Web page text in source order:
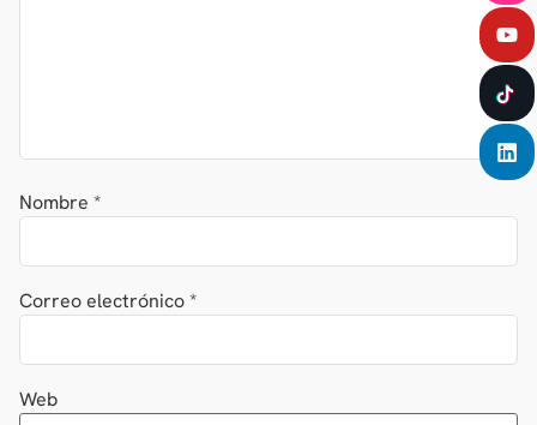
Nombre *
Correo electrónico*
Web